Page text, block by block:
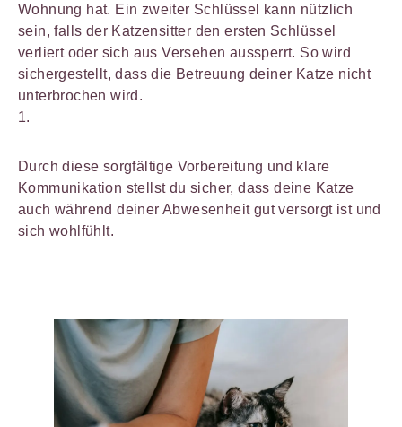
Wohnung hat. Ein zweiter Schlüssel kann nützlich
sein, falls der Katzensitter den ersten Schlüssel
verliert oder sich aus Versehen aussperrt. So wird
sichergestellt, dass die Betreuung deiner Katze nicht
unterbrochen wird.
Durch diese sorgfältige Vorbereitung und klare
Kommunikation stellst du sicher, dass deine Katze
auch während deiner Abwesenheit gut versorgt ist und
sich wohlfühlt.